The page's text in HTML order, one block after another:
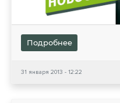
Подробнее
31 января 2013 - 12:22